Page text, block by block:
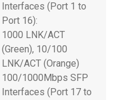
Interfaces (Port 1 to
Port 16):
1000 LNK/ACT
(Green), 10/100
LNK/ACT (Orange)
100/1000Mbps SFP
Interfaces (Port 17 to